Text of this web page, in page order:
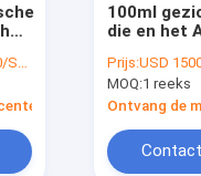
Prijs
100ml
die en het
Prijs:USD
MOQ:1 reeks
Ontvang de